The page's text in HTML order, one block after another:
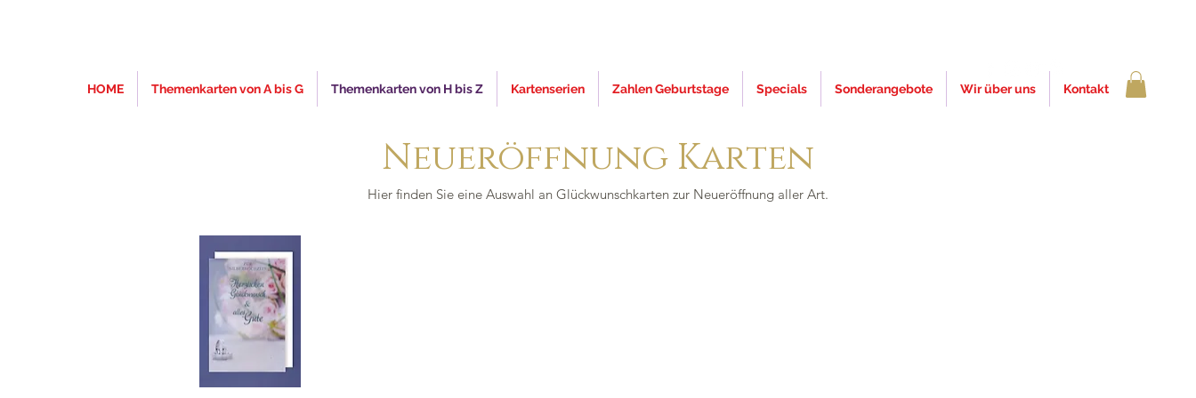
HOME Themenkarten von A bis G Themenkarten von H bis Z Kartenserien Zahlen Geburtstage Specials Sonderangebote Wir über uns Kontakt
Neueröffnung Karten
Hier finden Sie eine Auswahl an Glückwunschkarten zur Neueröffnung aller Art.